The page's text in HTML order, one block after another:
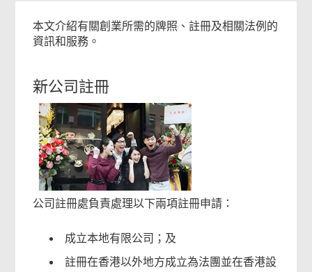
本文介紹有關創業所需的牌照、註冊及相關法例的
資訊和服務。
新公司註冊
公司註冊處負責處理以下兩項註冊申請：
成立本地有限公司；及
註冊在香港以外地方成立為法團並在香港設